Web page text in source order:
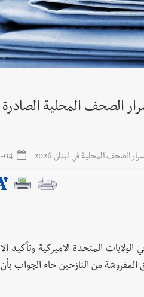
الصحف المحلية في لبنان 2026
المتحدة الاميركية وتأكيد
من النازحين حاء الجواب بأن